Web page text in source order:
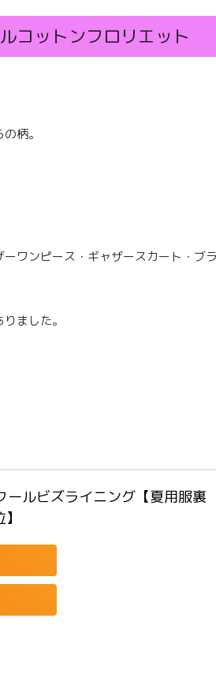
コットンフロリエット
柄。
ワンピース・ギャザースカート・ブ
ました。
ールビズライニング【夏用服裏